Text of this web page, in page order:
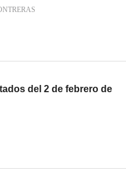
del 2 de febrero de